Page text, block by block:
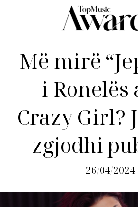
Më mirë
i Ronelës
Crazy Girl?
zgjodhi
26/04/2024